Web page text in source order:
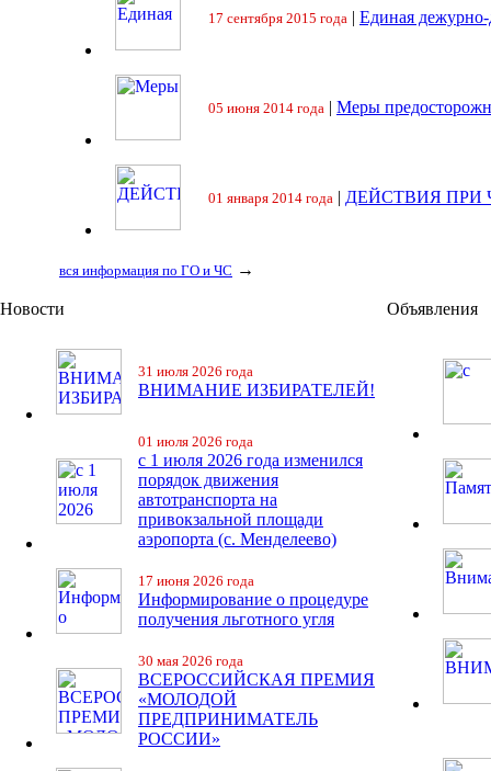
17 сентября 2015 года | Единая
05 июня 2014 года | Меры
01 января 2014 года | ДЕЙСТВИЯ ПРИ
вся информация по ГО и ЧС →
Новости
31 июля 2026 года
ВНИМАНИЕ ИЗБИРАТЕЛЕЙ!
01 июля 2026 года
с 1 июля 2026 года изменился
порядок движения
автотранспорта на
привокзальной площади
аэропорта (с. Менделеево)
17 июня 2026 года
Информирование о процедуре
получения льготного угля
30 мая 2026 года
ВСЕРОССИЙСКАЯ ПРЕМИЯ
«МОЛОДОЙ
ПРЕДПРИНИМАТЕЛЬ
РОССИИ»
Объявления